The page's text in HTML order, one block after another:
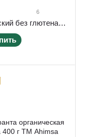
6
Нут органический без глютена 800 г ТМ Ahimsa